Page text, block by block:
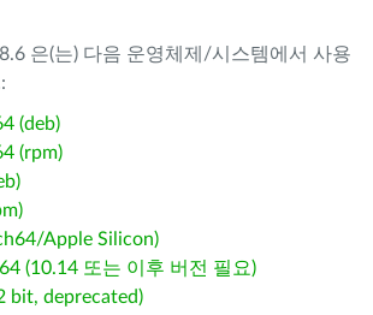
은(는) 다음 운영체제/시스템에서 사용
(deb)
(rpm)
Apple Silicon)
(10.14 또는 이후 버전 필요)
bit, deprecated)